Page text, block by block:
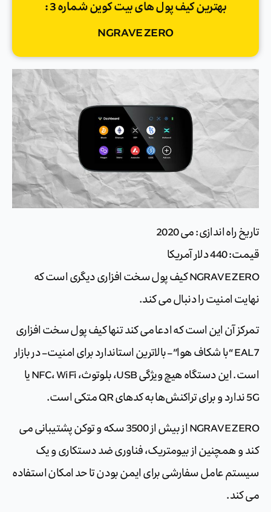
بهترین کیف پول های بیت کوین شماره 3 :
NGRAVE ZERO
تاریخ راه اندازی: می 2020
قیمت: 440 دلار آمریکا
NGRAVE ZERO کیف پول سخت افزاری دیگری است که
نهایت امنیت را دنبال می کند.
تمرکز آن این است که ادعا می کند تنها کیف پول سخت افزاری
EAL7 “با شکاف هوا” – بالاترین استاندارد برای امنیت – در بازار
است. این دستگاه هیچ ویژگی USB، بلوتوث، NFC، WiFi یا
5G ندارد و برای تراکنش‌ها به کدهای QR متکی است.
NGRAVE ZERO از بیش از 3500 سکه و توکن پشتیبانی می
کند و همچنین از بیومتریک، فناوری ضد دستکاری و یک
سیستم عامل سفارشی برای ایمن بودن تا حد امکان استفاده
می کند.